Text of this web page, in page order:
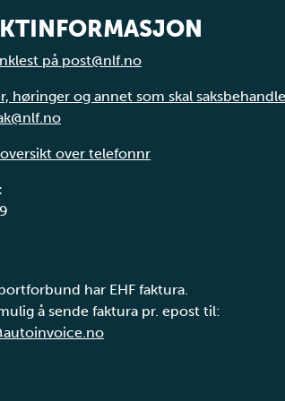
på post@nlf.no
høringer og annet som skal
over telefonnr
har EHF faktura.
å sende faktura pr. epost til: